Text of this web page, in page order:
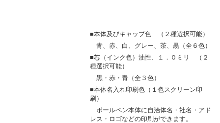
■本体及びキャップ色 （２種選択可能）
青、赤、白、グレー、茶、黒（全６色）
■芯（インク色）油性、１．０ミリ （２
種選択可能）
黒・赤・青（全３色）
■本体名入れ印刷色（１色スクリーン印
刷）
ボールペン本体に自治体名・社名・アド
レス・ロゴなどの印刷ができます。